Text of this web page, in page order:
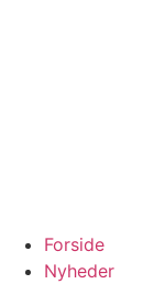
Forside
Nyheder